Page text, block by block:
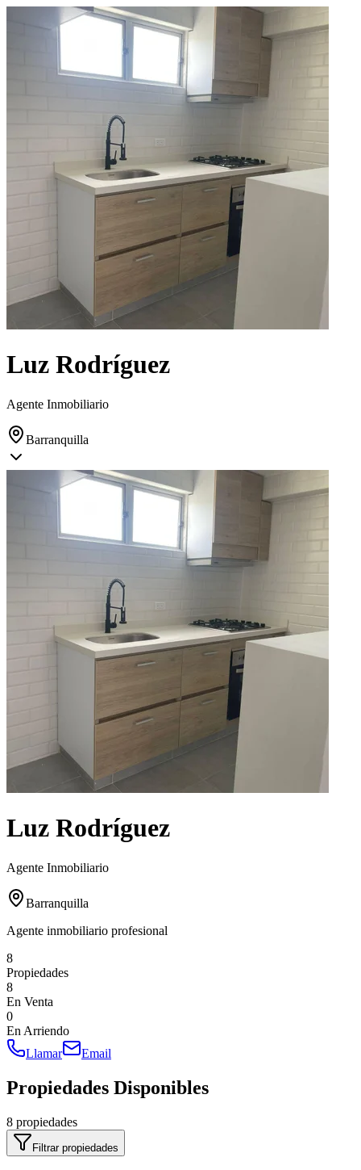
Luz Rodríguez
Agente Inmobiliario
Barranquilla
Luz Rodríguez
Agente Inmobiliario
Barranquilla
Agente inmobiliario profesional
8
Propiedades
8
En Venta
0
En Arriendo
Llamar
Email
Propiedades Disponibles
8 propiedades
Filtrar propiedades